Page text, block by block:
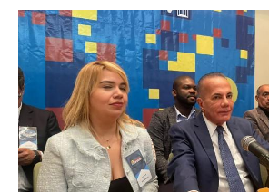
Rosales
rueda
de
prensa.jpg